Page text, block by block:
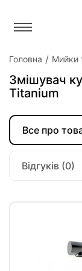
Головна Мийки
Змішувач
Titanium
Все про
Відгуків (0)